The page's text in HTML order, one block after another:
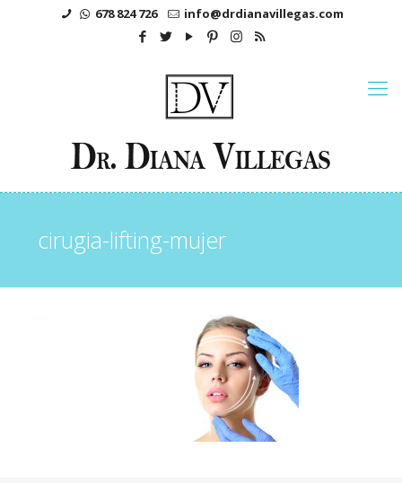
678 824 726 info@drdianavillegas.com
cirugia-lifting-mujer